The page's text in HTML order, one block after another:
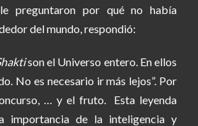
preguntaron por qué no había
del mundo, respondió:
son el Universo entero. En ellos
No es necesario ir más lejos”. Por
… y el fruto. Esta leyenda
importancia de la inteligencia y